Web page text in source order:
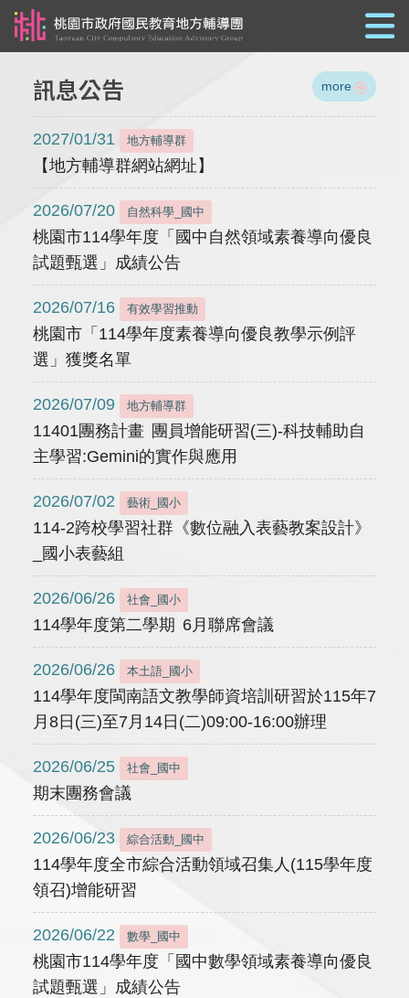
訊息公告 more
2027/01/31 地方輔導群
【地方輔導群網站網址】
2026/07/20 自然科學_國中
桃園市114學年度「國中自然領域素養導向優良
試題甄選」成績公告
2026/07/16 有效學習推動
桃園市「114學年度素養導向優良教學示例評
選」獲獎名單
2026/07/09 地方輔導群
11401團務計畫 團員增能研習(三)-科技輔助自
主學習:Gemini的實作與應用
2026/07/02 藝術_國小
114-2跨校學習社群《數位融入表藝教案設計》
_國小表藝組
2026/06/26 社會_國小
114學年度第二學期 6月聯席會議
2026/06/26 本土語_國小
114學年度閩南語文教學師資培訓研習於115年7
月8日(三)至7月14日(二)09:00-16:00辦理
2026/06/25 社會_國中
期末團務會議
2026/06/23 綜合活動_國中
114學年度全市綜合活動領域召集人(115學年度
領召)增能研習
2026/06/22 數學_國中
桃園市114學年度「國中數學領域素養導向優良
試題甄選」成績公告